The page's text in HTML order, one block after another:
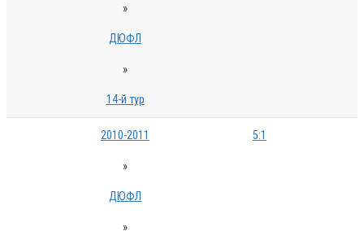
»
ДЮФЛ
»
14-й тур
2010-2011
»
ДЮФЛ
»
5:1